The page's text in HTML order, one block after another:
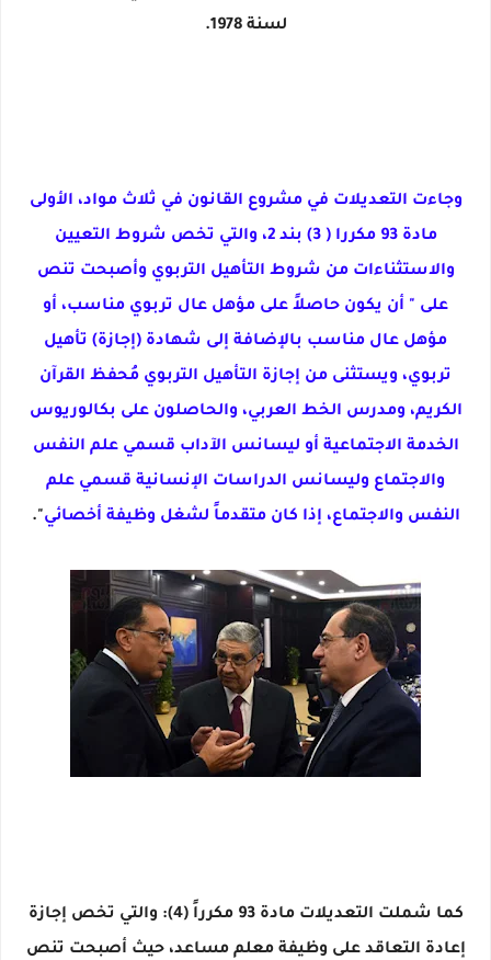
لسنة 1978.
وجاءت التعديلات في مشروع القانون في ثلاث مواد، الأولى
مادة 93 مكررا ( 3) بند 2، والتي تخص شروط التعيين
والاستثناءات من شروط التأهيل التربوي وأصبحت تنص
على " أن يكون حاصلاً على مؤهل عال تربوي مناسب، أو
مؤهل عال مناسب بالإضافة إلى شهادة (إجازة) تأهيل
تربوي، ويستثنى من إجازة التأهيل التربوي مُحفظ القرآن
الكريم، ومدرس الخط العربي، والحاصلون على بكالوريوس
الخدمة الاجتماعية أو ليسانس الآداب قسمي علم النفس
والاجتماع وليسانس الدراسات الإنسانية قسمي علم
النفس والاجتماع، إذا كان متقدماً لشغل وظيفة أخصائي".
كما شملت التعديلات مادة 93 مكرراً (4): والتي تخص إجازة
إعادة التعاقد على وظيفة معلم مساعد، حيث أصبحت تنص